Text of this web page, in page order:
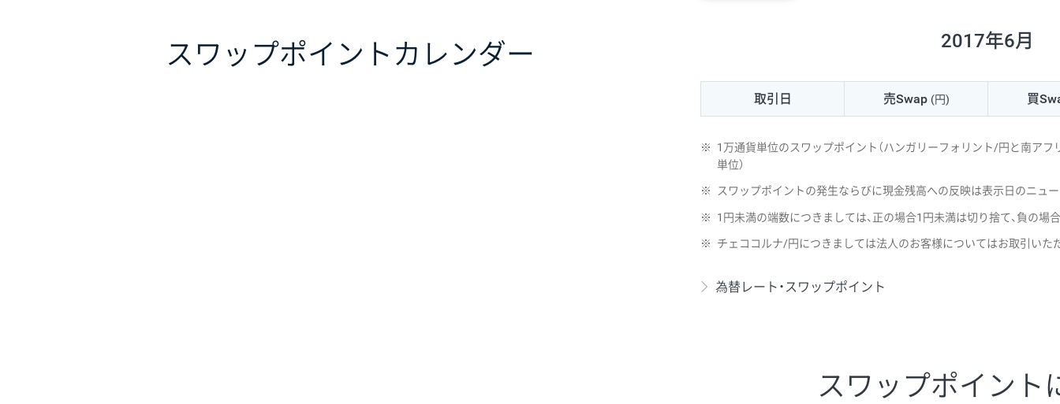
スワップポイント カレンダー
AUD/USD
EUR/AUD 103円
160円
2017年6月
取引日 売Swap (円) 買
※
1万通貨単位のスワップポイント（ハンガリーフォリント/円と南ア
単位）
※ スワップポイントの発生ならびに現金残高への反映は表示日のニュ
※ 1円未満の端数につきましては、正の場合1円未満は切り捨て、負の場
※ チェココルナ/円につきましては法人のお客様についてはお取引いた
為替レート・スワップポイント
スワップポイント